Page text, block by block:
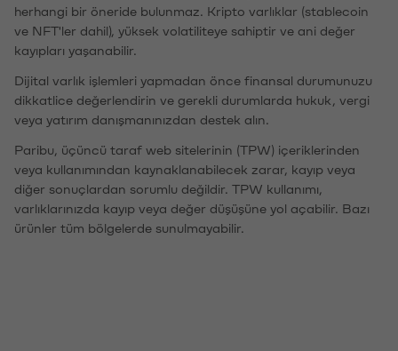
herhangi bir öneride bulunmaz. Kripto varlıklar (stablecoin
ve NFT'ler dahil), yüksek volatiliteye sahiptir ve ani değer
kayıpları yaşanabilir.
Dijital varlık işlemleri yapmadan önce finansal durumunuzu
dikkatlice değerlendirin ve gerekli durumlarda hukuk, vergi
veya yatırım danışmanınızdan destek alın.
Paribu, üçüncü taraf web sitelerinin (TPW) içeriklerinden
veya kullanımından kaynaklanabilecek zarar, kayıp veya
diğer sonuçlardan sorumlu değildir. TPW kullanımı,
varlıklarınızda kayıp veya değer düşüşüne yol açabilir. Bazı
ürünler tüm bölgelerde sunulmayabilir.